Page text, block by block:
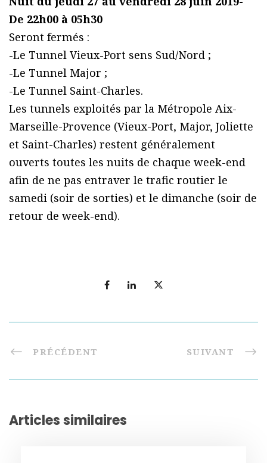
De 22h00 à 05h30
Seront fermés :
-Le Tunnel Vieux-Port sens Sud/Nord ;
-Le Tunnel Major ;
-Le Tunnel Saint-Charles.
Les tunnels exploités par la Métropole Aix-
Marseille-Provence (Vieux-Port, Major, Joliette
et Saint-Charles) restent généralement
ouverts toutes les nuits de chaque week-end
afin de ne pas entraver le trafic routier le
samedi (soir de sorties) et le dimanche (soir de
retour de week-end).
PRÉCÉDENT SUIVANT
Articles similaires